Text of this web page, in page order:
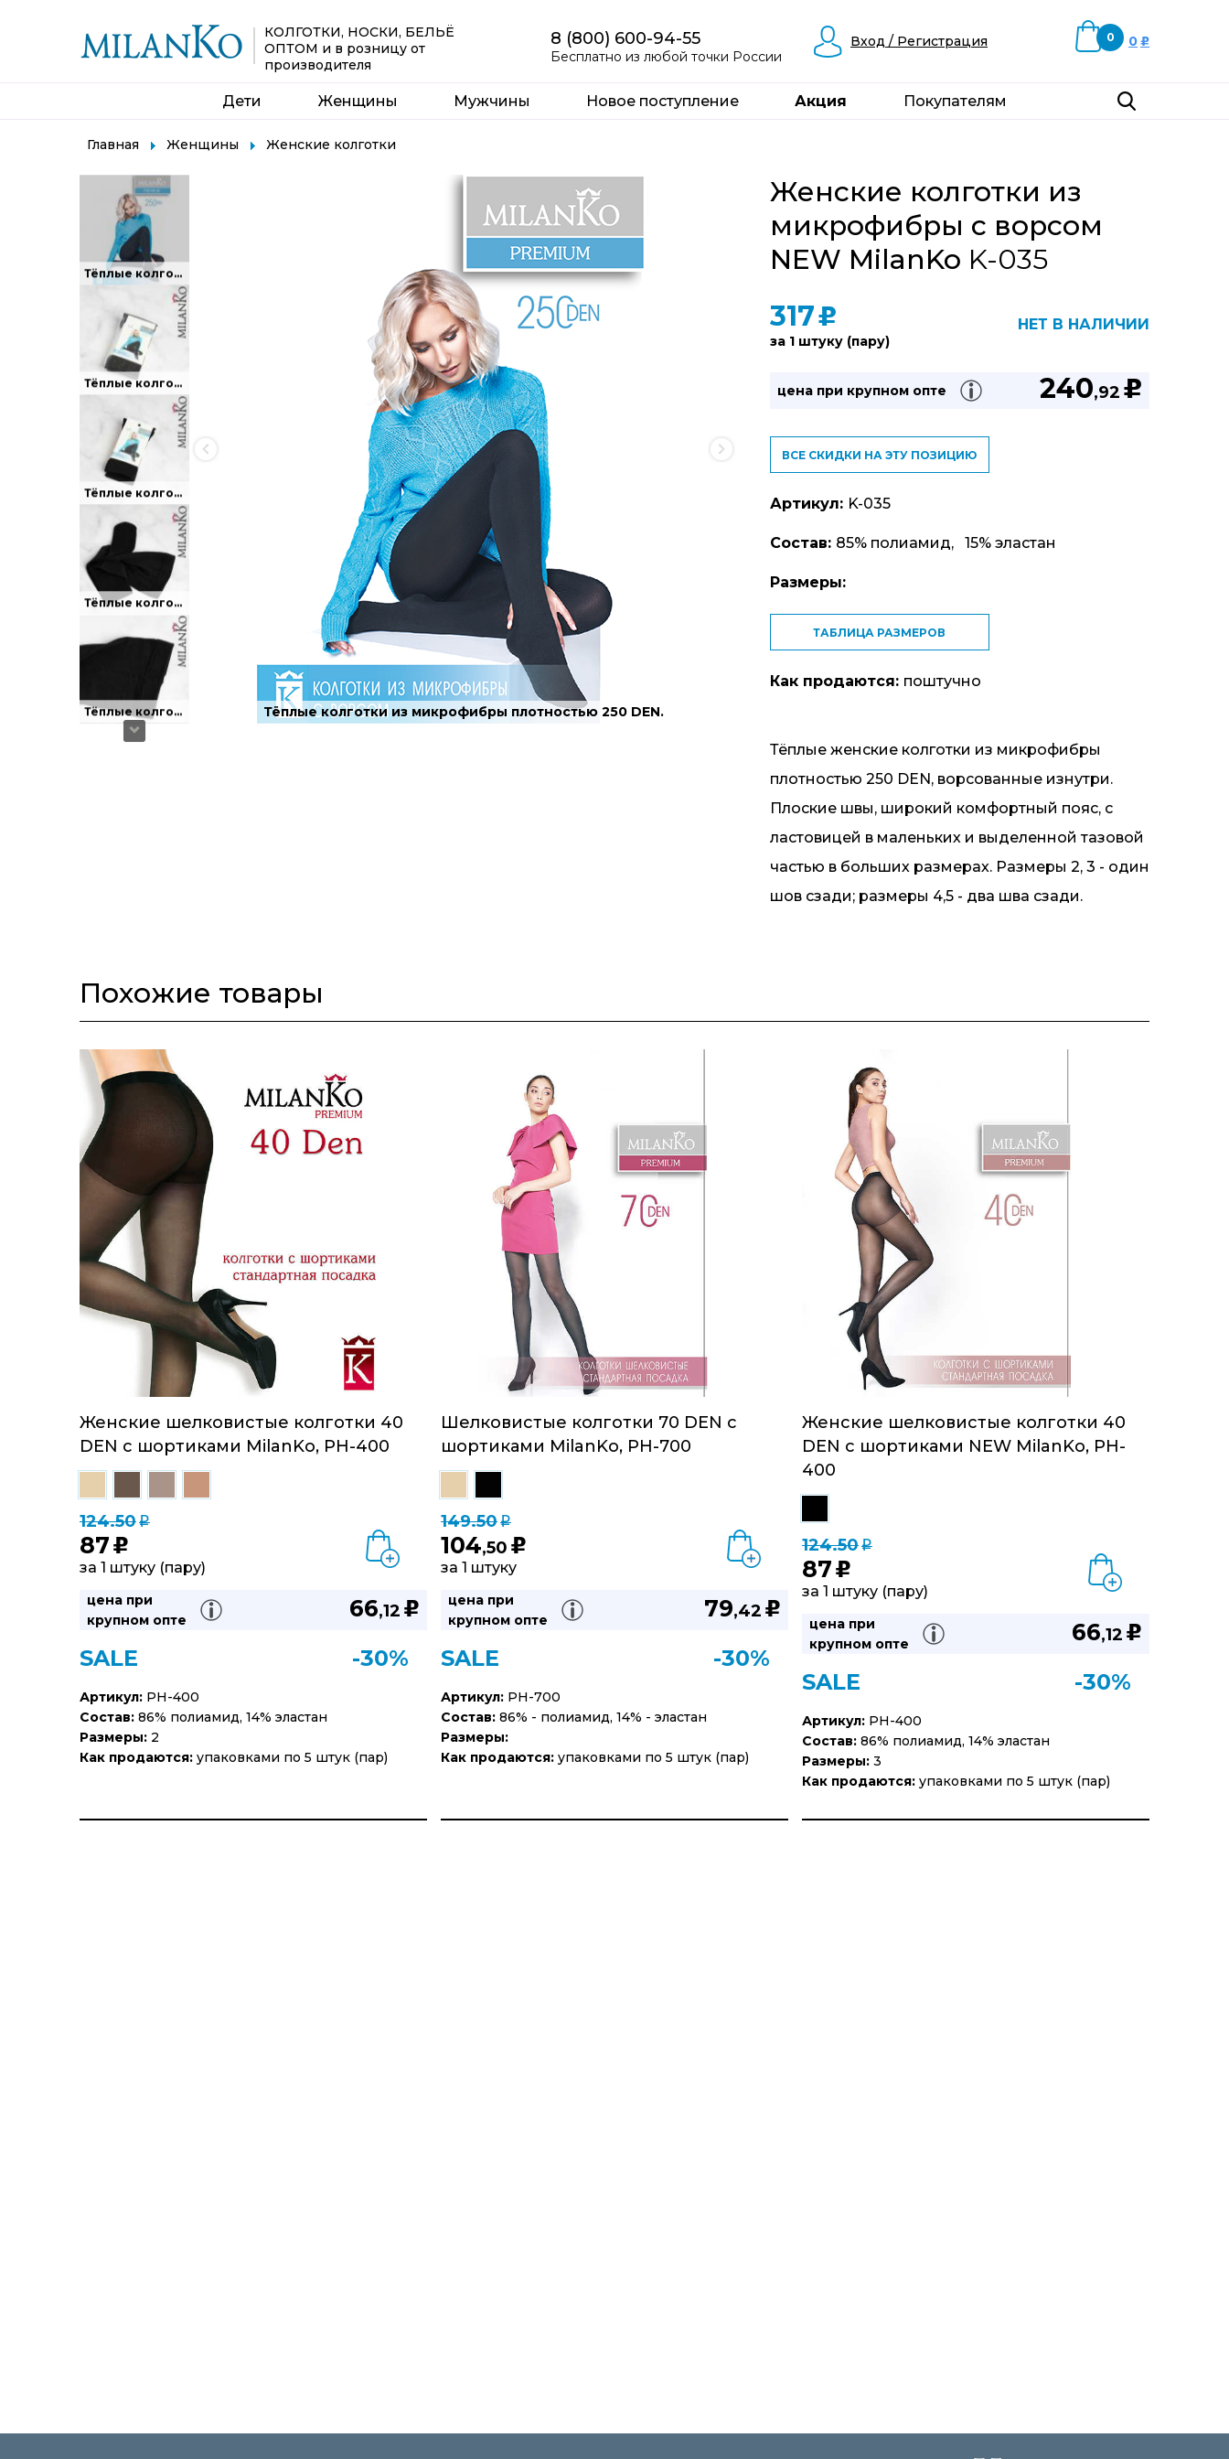
КОЛГОТКИ, НОСКИ, БЕЛЬЁ
ОПТОМ и в розницу от
производителя
Главная Женщины Женские колготки
Женские колготки из
микрофибры с ворсом
NEW MilanKo K-035
317u
за 1 штуку (пару)
НЕТ В НАЛИЧИИ
цена при крупном опте 240,92 u
ВСЕ СКИДКИ НА ЭТУ ПОЗИЦИЮ
Артикул: K-035
Состав: 85% полиамид, 15% эластан
Размеры:
ТАБЛИЦА РАЗМЕРОВ
Как продаются: поштучно
Тёплые женские колготки из микрофибры
плотностью 250 DEN, ворсованные изнутри.
Плоские швы, широкий комфортный пояс, с
ластовицей в маленьких и выделенной тазовой
частью в больших размерах. Размеры 2, 3 - один
шов сзади; размеры 4,5 - два шва сзади.
Тёплые колготки из микрофибры плотностью 250 DEN.
Тёплые колготки с ворсом изнутри.
Тёплые колготки из микрофибры плотностью 250 DEN.
Тёплые колготки из микрофибры плотностью 250 DEN.
Тёплые колготки из микрофибры плотностью 250 DEN.
Тёплые колготки с ворсом изнутри.
Тёплые колготки с ворсом изнутри.
Похожие товары
Женские шелковистые колготки 40
DEN с шортиками MilanKo, PH-400
124.50q
87 u
за 1 штуку (пару)
цена при
крупном опте
66,12 u
SALE -30%
Артикул: PH-400
Состав: 86% полиамид, 14% эластан
Размеры: 2
Как продаются: упаковками по 5 штук (пар)
Шелковистые колготки 70 DEN с
шортиками MilanKo, PH-700
149.50q
104,50 u
за 1 штуку
цена при
крупном опте
79,42 u
SALE -30%
Артикул: PH-700
Состав: 86% - полиамид, 14% - эластан
Размеры:
Как продаются: упаковками по 5 штук (пар)
Женские шелковистые колготки 40
DEN с шортиками NEW MilanKo, PH-
400
124.50q
87 u
за 1 штуку (пару)
цена при
крупном опте
66,12 u
SALE -30%
Артикул: PH-400
Состав: 86% полиамид, 14% эластан
Размеры: 3
Как продаются: упаковками по 5 штук (пар)
8 (800) 600-94-55
Бесплатно из любой точки России
Вход / Регистрация 0 u
0
Дети Женщины Мужчины Новое поступление Акция Покупателям